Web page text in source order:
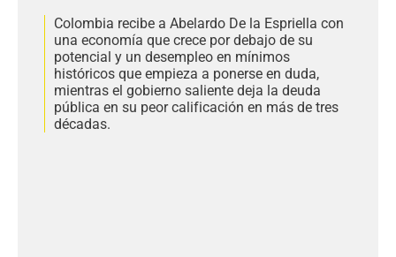
Colombia recibe a Abelardo De la Espriella con
una economía que crece por debajo de su
potencial y un desempleo en mínimos
históricos que empieza a ponerse en duda,
mientras el gobierno saliente deja la deuda
pública en su peor calificación en más de tres
décadas.